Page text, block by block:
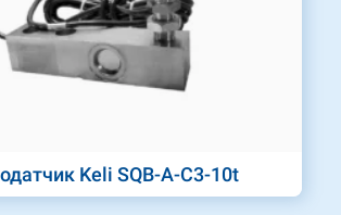
Keli SQB-A-C3-10t